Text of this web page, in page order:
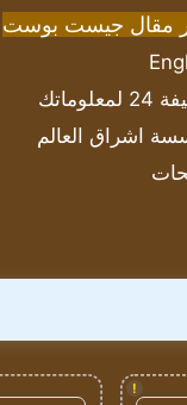
مقال جيست بوست
اشراق العالم
!